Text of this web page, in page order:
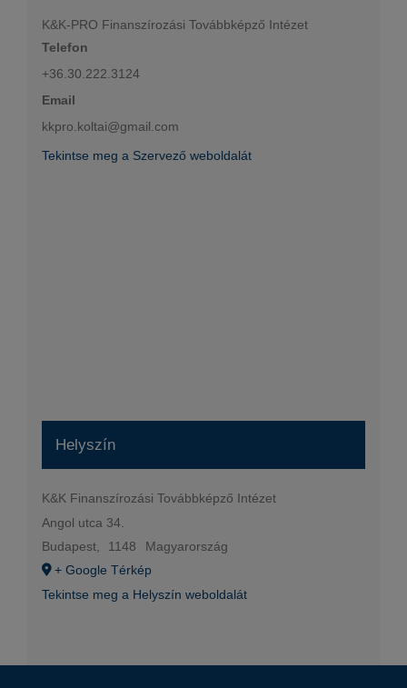
K&K-PRO Finanszírozási Továbbképző Intézet
Telefon
+36.30.222.3124
Email
kkpro.koltai@gmail.com
Tekintse meg a Szervező weboldalát
Helyszín
K&K Finanszírozási Továbbképző Intézet
Angol utca 34.
Budapest, 1148
Magyarország
+ Google Térkép
Tekintse meg a Helyszín weboldalát